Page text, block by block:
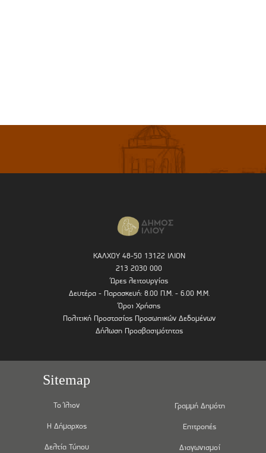
ΚΑΛΧΟΥ 48-50 13122 ΙΛΙΟΝ
213 2030 000
Ώρες λειτουργίας
Δευτέρα - Παρασκευή: 8.00 Π.Μ. - 6.00 Μ.Μ.
Όροι Χρήσης
Πολιτική Προστασίας Προσωπικών Δεδομένων
Δήλωση Προσβασιμότητας
Sitemap
Το Ίλιον
Η Δήμαρχος
Δελτία Τύπου
Γραμμή Δημότη
Επιτροπές
Διαγωνισμοί